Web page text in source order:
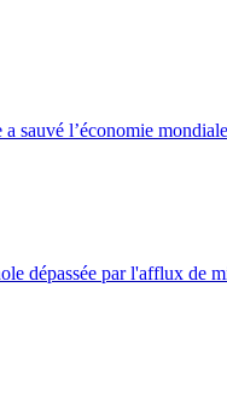
sauvé l’économie mondiale
dépassée par l'afflux de